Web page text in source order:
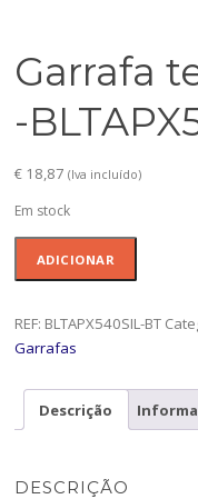
Garrafa
-
€ 18,87 (Iva incluído)
Em stock
term.54cl
Silver
BLTAPX540SIL
ADICIONAR
REF: BLTAPX540SIL-BT
Garrafas
Descrição
DESCRIÇÃO